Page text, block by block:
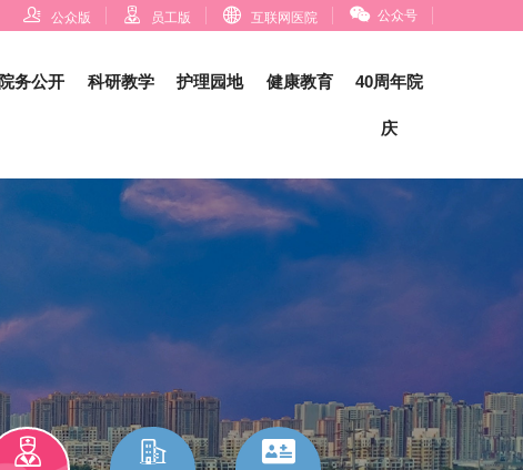
 公众版  员工版  互联网医院  公众号
院务公开 科研教学 护理园地 健康教育 40周年院
庆
  